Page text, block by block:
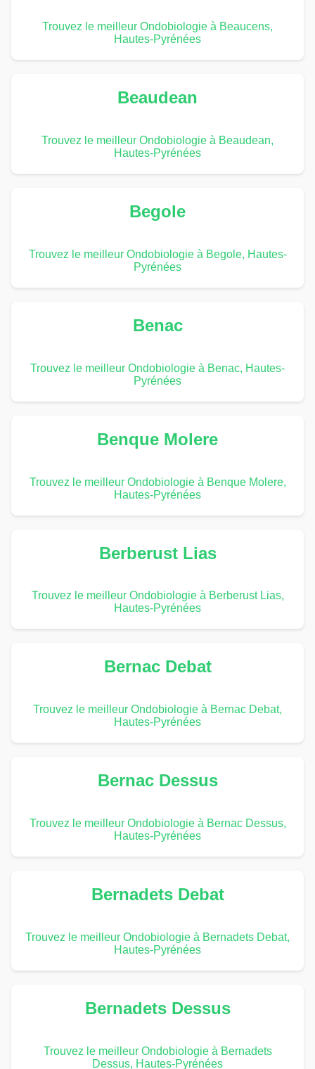
Trouvez le meilleur Ondobiologie à Beaucens,
Hautes-Pyrénées
Beaudean
Trouvez le meilleur Ondobiologie à Beaudean,
Hautes-Pyrénées
Begole
Trouvez le meilleur Ondobiologie à Begole, Hautes-
Pyrénées
Benac
Trouvez le meilleur Ondobiologie à Benac, Hautes-
Pyrénées
Benque Molere
Trouvez le meilleur Ondobiologie à Benque Molere,
Hautes-Pyrénées
Berberust Lias
Trouvez le meilleur Ondobiologie à Berberust Lias,
Hautes-Pyrénées
Bernac Debat
Trouvez le meilleur Ondobiologie à Bernac Debat,
Hautes-Pyrénées
Bernac Dessus
Trouvez le meilleur Ondobiologie à Bernac Dessus,
Hautes-Pyrénées
Bernadets Debat
Trouvez le meilleur Ondobiologie à Bernadets Debat,
Hautes-Pyrénées
Bernadets Dessus
Trouvez le meilleur Ondobiologie à Bernadets
Dessus, Hautes-Pyrénées